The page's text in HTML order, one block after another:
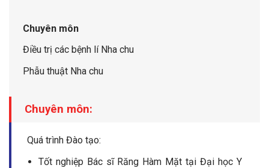
Chuyên môn
Điều trị các bệnh lí Nha chu
Phẫu thuật Nha chu
Chuyên môn:
Quá trình Đào tạo:
Tốt nghiệp Bác sĩ Răng Hàm Mặt tại Đại học Y